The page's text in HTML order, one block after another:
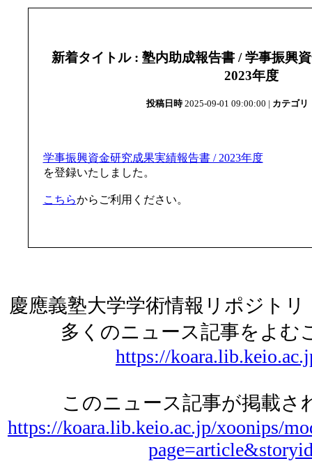
新着タイトル : 塾内助成報告書 / 学事振興
2023年度
投稿日時2025-09-01 09:00:00 | カテゴリ
学事振興資金研究成果実績報告書 / 2023年度
を登録いたしました。
こちらからご利用ください。
慶應義塾大学学術情報リポジト
多くのニュース記事をよむ
https://
このニュース記事が掲載さ
https://koara.lib.keio.ac.jp/xoonips/